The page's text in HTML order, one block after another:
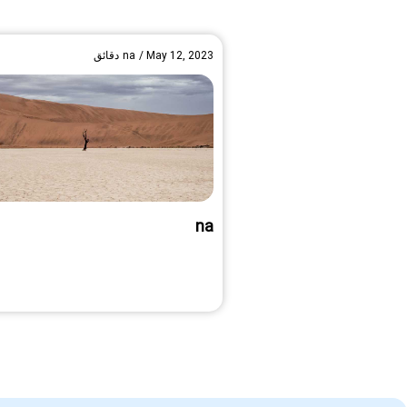
May 12, 2023
/
na دقائق
na